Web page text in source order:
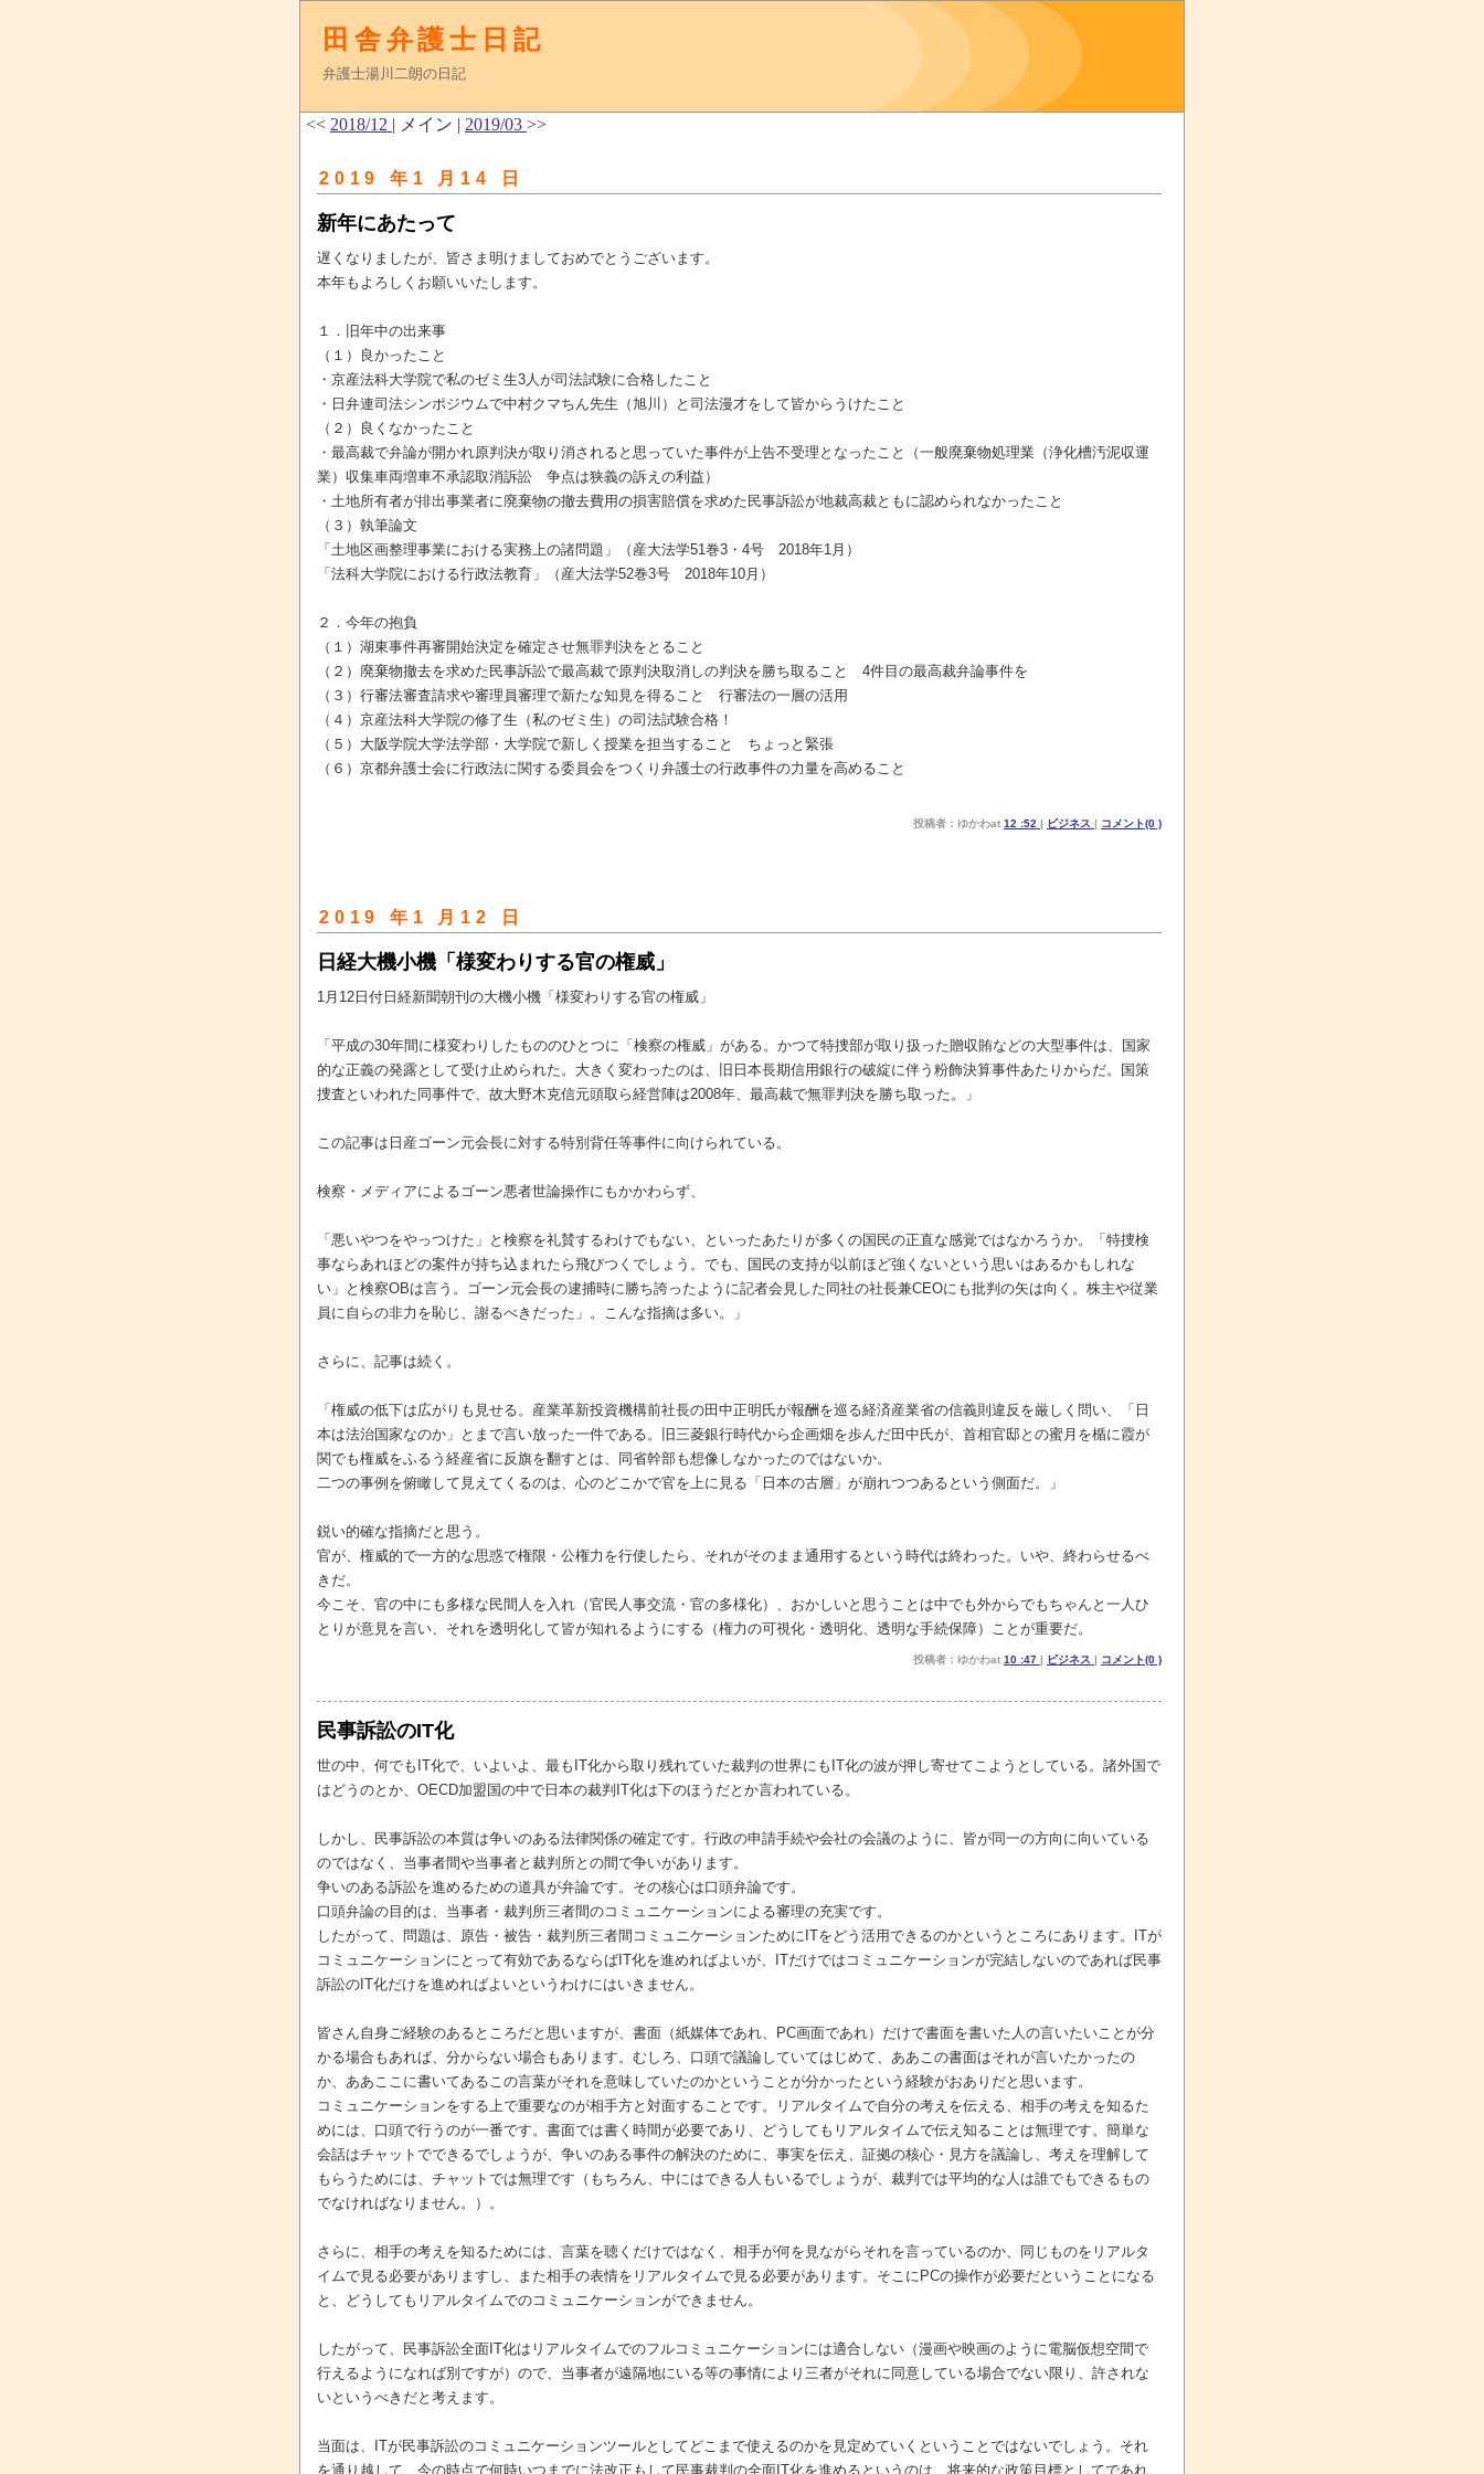
田舎弁護士日記
弁護士湯川二朗の日記
<< 2018/12 | メイン | 2019/03 >>
2019 年1 月14 日
新年にあたって
遅くなりましたが、皆さま明けましておめでとうございます。
本年もよろしくお願いいたします。
１．旧年中の出来事
（１）良かったこと
・京産法科大学院で私のゼミ生3人が司法試験に合格したこと
・日弁連司法シンポジウムで中村クマちん先生（旭川）と司法漫才をして皆からうけたこと
（２）良くなかったこと
・最高裁で弁論が開かれ原判決が取り消されると思っていた事件が上告不受理となったこと（一般廃棄物処理業（浄化槽汚泥収運
業）収集車両増車不承認取消訴訟 争点は狭義の訴えの利益）
・土地所有者が排出事業者に廃棄物の撤去費用の損害賠償を求めた民事訴訟が地裁高裁ともに認められなかったこと
（３）執筆論文
「土地区画整理事業における実務上の諸問題」（産大法学51巻3・4号 2018年1月）
「法科大学院における行政法教育」（産大法学52巻3号 2018年10月）
２．今年の抱負
（１）湖東事件再審開始決定を確定させ無罪判決をとること
（２）廃棄物撤去を求めた民事訴訟で最高裁で原判決取消しの判決を勝ち取ること 4件目の最高裁弁論事件を
（３）行審法審査請求や審理員審理で新たな知見を得ること 行審法の一層の活用
（４）京産法科大学院の修了生（私のゼミ生）の司法試験合格！
（５）大阪学院大学法学部・大学院で新しく授業を担当すること ちょっと緊張
（６）京都弁護士会に行政法に関する委員会をつくり弁護士の行政事件の力量を高めること
投稿者：ゆかわat 12 :52 | ビジネス | コメント(0 )
2019 年1 月12 日
日経大機小機「様変わりする官の権威」
1月12日付日経新聞朝刊の大機小機「様変わりする官の権威」
「平成の30年間に様変わりしたもののひとつに「検察の権威」がある。かつて特捜部が取り扱った贈収賄などの大型事件は、国家
的な正義の発露として受け止められた。大きく変わったのは、旧日本長期信用銀行の破綻に伴う粉飾決算事件あたりからだ。国策
捜査といわれた同事件で、故大野木克信元頭取ら経営陣は2008年、最高裁で無罪判決を勝ち取った。」
この記事は日産ゴーン元会長に対する特別背任等事件に向けられている。
検察・メディアによるゴーン悪者世論操作にもかかわらず、
「悪いやつをやっつけた」と検察を礼賛するわけでもない、といったあたりが多くの国民の正直な感覚ではなかろうか。「特捜検
事ならあれほどの案件が持ち込まれたら飛びつくでしょう。でも、国民の支持が以前ほど強くないという思いはあるかもしれな
い」と検察OBは言う。ゴーン元会長の逮捕時に勝ち誇ったように記者会見した同社の社長兼CEOにも批判の矢は向く。株主や従業
員に自らの非力を恥じ、謝るべきだった」。こんな指摘は多い。」
さらに、記事は続く。
「権威の低下は広がりも見せる。産業革新投資機構前社長の田中正明氏が報酬を巡る経済産業省の信義則違反を厳しく問い、「日
本は法治国家なのか」とまで言い放った一件である。旧三菱銀行時代から企画畑を歩んだ田中氏が、首相官邸との蜜月を楯に霞が
関でも権威をふるう経産省に反旗を翻すとは、同省幹部も想像しなかったのではないか。
二つの事例を俯瞰して見えてくるのは、心のどこかで官を上に見る「日本の古層」が崩れつつあるという側面だ。」
鋭い的確な指摘だと思う。
官が、権威的で一方的な思惑で権限・公権力を行使したら、それがそのまま通用するという時代は終わった。いや、終わらせるべ
きだ。
今こそ、官の中にも多様な民間人を入れ（官民人事交流・官の多様化）、おかしいと思うことは中でも外からでもちゃんと一人ひ
とりが意見を言い、それを透明化して皆が知れるようにする（権力の可視化・透明化、透明な手続保障）ことが重要だ。
投稿者：ゆかわat 10 :47 | ビジネス | コメント(0 )
民事訴訟のIT化
世の中、何でもIT化で、いよいよ、最もIT化から取り残れていた裁判の世界にもIT化の波が押し寄せてこようとしている。諸外国で
はどうのとか、OECD加盟国の中で日本の裁判IT化は下のほうだとか言われている。
しかし、民事訴訟の本質は争いのある法律関係の確定です。行政の申請手続や会社の会議のように、皆が同一の方向に向いている
のではなく、当事者間や当事者と裁判所との間で争いがあります。
争いのある訴訟を進めるための道具が弁論です。その核心は口頭弁論です。
口頭弁論の目的は、当事者・裁判所三者間のコミュニケーションによる審理の充実です。
したがって、問題は、原告・被告・裁判所三者間コミュニケーションためにITをどう活用できるのかというところにあります。ITが
コミュニケーションにとって有効であるならばIT化を進めればよいが、ITだけではコミュニケーションが完結しないのであれば民事
訴訟のIT化だけを進めればよいというわけにはいきません。
皆さん自身ご経験のあるところだと思いますが、書面（紙媒体であれ、PC画面であれ）だけで書面を書いた人の言いたいことが分
かる場合もあれば、分からない場合もあります。むしろ、口頭で議論していてはじめて、ああこの書面はそれが言いたかったの
か、ああここに書いてあるこの言葉がそれを意味していたのかということが分かったという経験がおありだと思います。
コミュニケーションをする上で重要なのが相手方と対面することです。リアルタイムで自分の考えを伝える、相手の考えを知るた
めには、口頭で行うのが一番です。書面では書く時間が必要であり、どうしてもリアルタイムで伝え知ることは無理です。簡単な
会話はチャットでできるでしょうが、争いのある事件の解決のために、事実を伝え、証拠の核心・見方を議論し、考えを理解して
もらうためには、チャットでは無理です（もちろん、中にはできる人もいるでしょうが、裁判では平均的な人は誰でもできるもの
でなければなりません。）。
さらに、相手の考えを知るためには、言葉を聴くだけではなく、相手が何を見ながらそれを言っているのか、同じものをリアルタ
イムで見る必要がありますし、また相手の表情をリアルタイムで見る必要があります。そこにPCの操作が必要だということになる
と、どうしてもリアルタイムでのコミュニケーションができません。
したがって、民事訴訟全面IT化はリアルタイムでのフルコミュニケーションには適合しない（漫画や映画のように電脳仮想空間で
行えるようになれば別ですが）ので、当事者が遠隔地にいる等の事情により三者がそれに同意している場合でない限り、許されな
いというべきだと考えます。
当面は、ITが民事訴訟のコミュニケーションツールとしてどこまで使えるのかを見定めていくということではないでしょう。それ
を通り越して、今の時点で何時いつまでに法改正もして民事裁判の全面IT化を進めるというのは、将来的な政策目標としてであれ